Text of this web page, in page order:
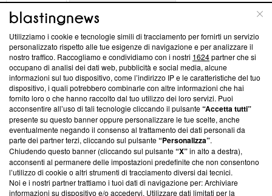
ABOUT
Questa sezione offre informazioni trasparenti su Blasting
News, sui nostri processi editoriali e su come ci impegniamo a
creare news di qualità. Inoltre, afferma la nostra aderenza a
‘Trust Project - News with Integrity’Blasting News non è
ancora membro del programma, ma ha richiesto di farne
parte; Trust Project non ha ancora effettuato una verifica di
conformità agli standard.
Su di noi
Team editoriale
Corporate
Utilizziamo i cookie e tecnologie simili di tracciamento per fornirti un servizio
personalizzato rispetto alle tue esigenze di navigazione e per analizzare il
nostro traffico. Raccogliamo e condividiamo con i nostri 1624partner che si
occupano di analisi dei dati web, pubblicità e social media, alcune
informazioni sul tuo dispositivo, come l’indirizzo IP e le caratteristiche del tuo
dispositivo, i quali potrebbero combinarle con altre informazioni che hai
fornito loro o che hanno raccolto dal tuo utilizzo dei loro servizi. Puoi
acconsentire all’uso di tali tecnologie cliccando il pulsante“Accetta tutti”
presente su questo banner oppure personalizzare le tue scelte, anche
eventualmente negando il consenso al trattamento dei dati personali da
parte dei partner terzi, cliccando sul pulsante“Personalizza”.
Chiudendo questo banner (cliccando sul pulsante“X”in alto a destra),
acconsenti al permanere delle impostazioni predefinite che non consentono
l’utilizzo di cookie o altri strumenti di tracciamento diversi dai tecnici.
Noi e i nostri partner trattiamo i tuoi dati di navigazione per: Archiviare
informazioni su dispositivo e/o accedervi. Utilizzare dati limitati per la